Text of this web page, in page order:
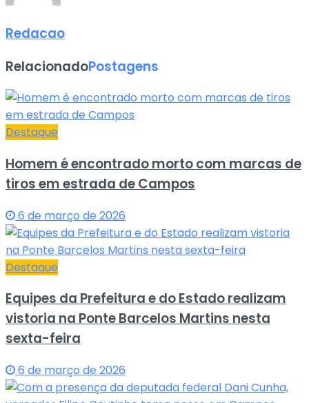
Redacao
RelacionadoPostagens
Destaque
Homem é encontrado morto com marcas de
tiros em estrada de Campos
6 de março de 2026
Destaque
Equipes da Prefeitura e do Estado realizam
vistoria na Ponte Barcelos Martins nesta
sexta-feira
6 de março de 2026